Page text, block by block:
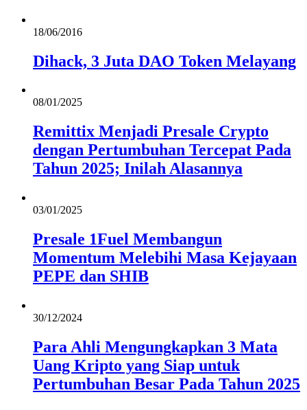
18/06/2016
Dihack, 3 Juta DAO Token Melayang
08/01/2025
Remittix Menjadi Presale Crypto
dengan Pertumbuhan Tercepat Pada
Tahun 2025; Inilah Alasannya
03/01/2025
Presale 1Fuel Membangun
Momentum Melebihi Masa Kejayaan
PEPE dan SHIB
30/12/2024
Para Ahli Mengungkapkan 3 Mata
Uang Kripto yang Siap untuk
Pertumbuhan Besar Pada Tahun 2025